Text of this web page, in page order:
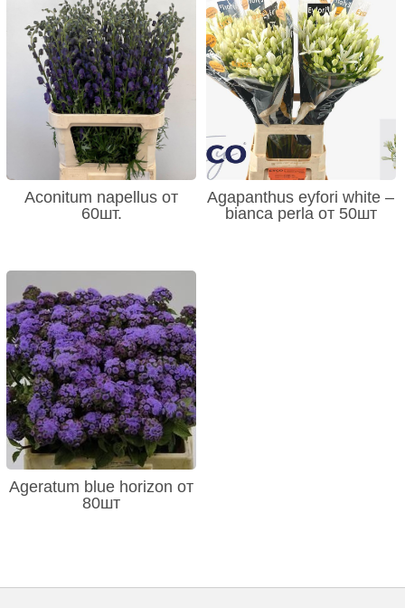
Aconitum napellus от
60шт.
Agapanthus eyfori white –
bianca perla от 50шт
Ageratum blue horizon от
80шт